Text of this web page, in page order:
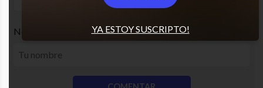
Nombre YA ESTOY SUSCRIPTO!